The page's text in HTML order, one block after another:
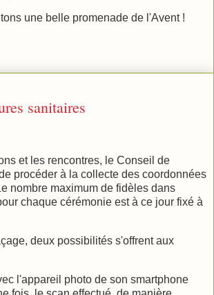
une belle promenade de l'Avent !
sanitaires
et les rencontres, le Conseil de
procéder à la collecte des coordonnées
nombre maximum de fidèles dans
chaque cérémonie est à ce jour fixé à
deux possibilités s'offrent aux
l'appareil photo de son smartphone